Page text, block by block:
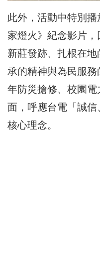
此外，活動中特別
家燈火》紀念影片
新莊發跡、扎根在
承的精神與為民服
年防災搶修、校園
面，呼應台電「誠
核心理念。